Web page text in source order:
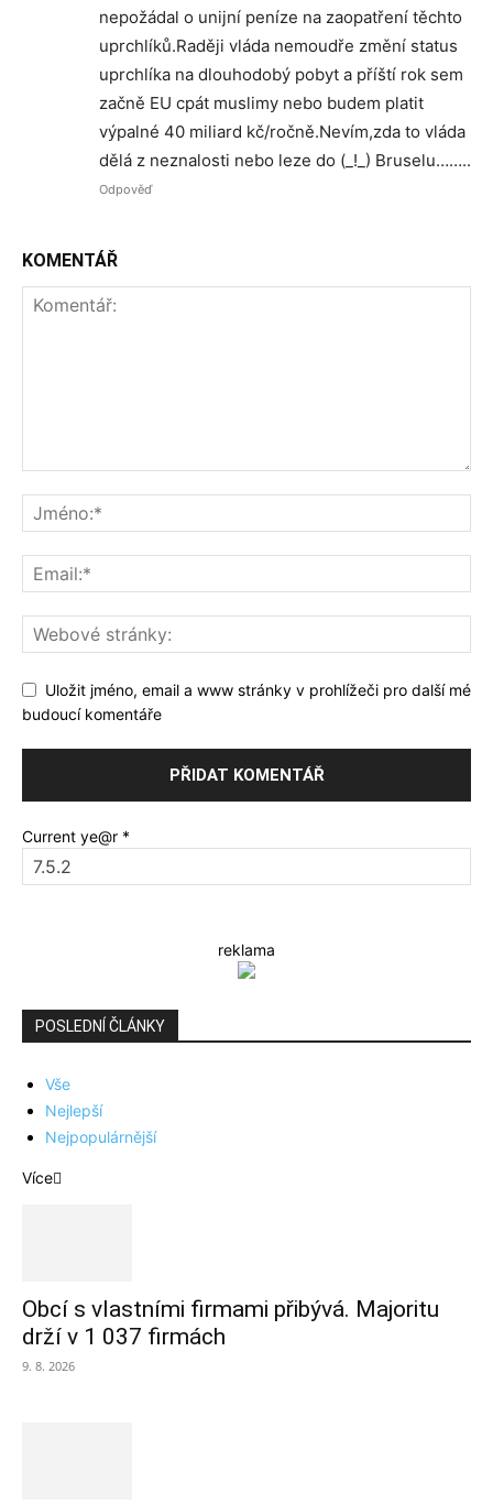
nepožádal o unijní peníze na zaopatření těchto
uprchlíků.Raději vláda nemoudře změní status
uprchlíka na dlouhodobý pobyt a příští rok sem
začně EU cpát muslimy nebo budem platit
výpalné 40 miliard kč/ročně.Nevím,zda to vláda
dělá z neznalosti nebo leze do (_!_) Bruselu……..
Odpověď
KOMENTÁŘ
Uložit jméno, email a www stránky v prohlížeči pro další mé
budoucí komentáře
Current ye@r *
reklama
POSLEDNÍ ČLÁNKY
Vše
Nejlepší
Nejpopulárnější
Více
Obcí s vlastními firmami přibývá. Majoritu
drží v 1 037 firmách
9. 8. 2026